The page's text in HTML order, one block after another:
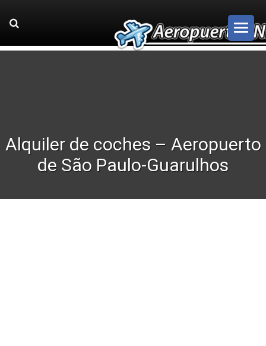
Alquiler de coches – Aeropuerto
de São Paulo-Guarulhos